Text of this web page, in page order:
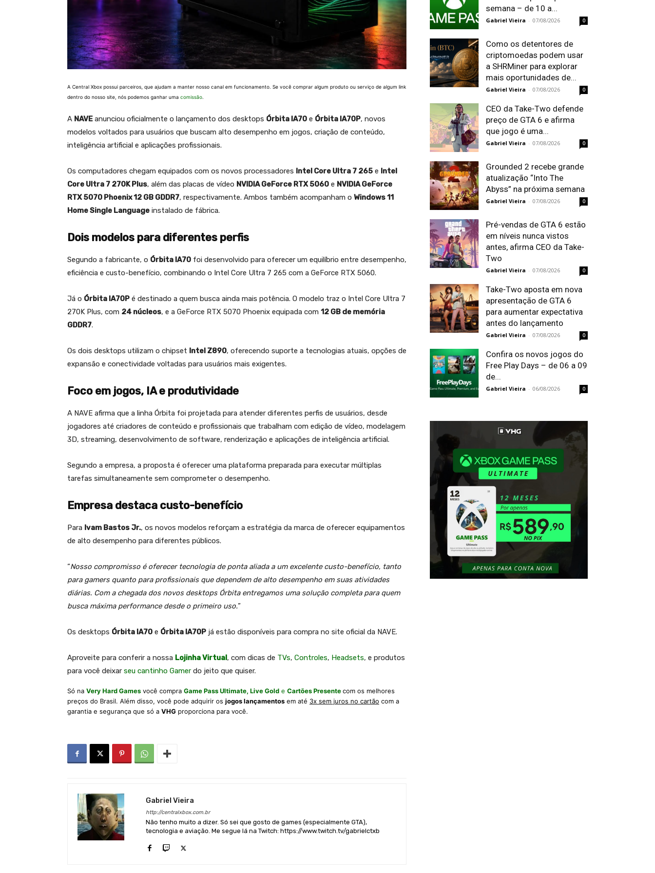
A Central Xbox possui parceiros, que ajudam a manter nosso canal em funcionamento. Se você comprar algum produto ou serviço de algum link
dentro do nosso site, nós podemos ganhar uma comissão.
A NAVEanunciou oficialmente o lançamento dos desktops Órbita IA70 e Órbita IA70P, novos
modelos voltados para usuários que buscam alto desempenho em jogos, criação de conteúdo,
inteligência artificial e aplicações profissionais.
Os computadores chegam equipados com os novos processadores Intel Core Ultra 7 265 e Intel
Core Ultra 7 270K Plus, além das placas de vídeo NVIDIA GeForce RTX 5060 e NVIDIA GeForce
RTX 5070 Phoenix 12 GB GDDR7, respectivamente. Ambos também acompanham o Windows 11
Home Single Language instalado de fábrica.
Dois modelos para diferentes perfis
Segundo a fabricante, o Órbita IA70 foi desenvolvido para oferecer um equilíbrio entre desempenho,
eficiência e custo-benefício, combinando o Intel Core Ultra 7 265 com a GeForce RTX 5060.
Já o Órbita IA70P é destinado a quem busca ainda mais potência. O modelo traz o Intel Core Ultra 7
270K Plus, com 24 núcleos, e a GeForce RTX 5070 Phoenix equipada com 12 GB de memória
GDDR7.
Os dois desktops utilizam o chipset Intel Z890, oferecendo suporte a tecnologias atuais, opções de
expansão e conectividade voltadas para usuários mais exigentes.
Foco em jogos, IA e produtividade
A NAVE afirma que a linha Órbita foi projetada para atender diferentes perfis de usuários, desde
jogadores até criadores de conteúdo e profissionais que trabalham com edição de vídeo, modelagem
3D, streaming, desenvolvimento de software, renderização e aplicações de inteligência artificial.
Segundo a empresa, a proposta é oferecer uma plataforma preparada para executar múltiplas
tarefas simultaneamente sem comprometer o desempenho.
Empresa destaca custo-benefício
Para Ivam Bastos Jr., os novos modelos reforçam a estratégia da marca de oferecer equipamentos
de alto desempenho para diferentes públicos.
“Nosso compromisso é oferecer tecnologia de ponta aliada a um excelente custo-benefício, tanto
para gamers quanto para profissionais que dependem de alto desempenho em suas atividades
diárias. Com a chegada dos novos desktops Órbita entregamos uma solução completa para quem
busca máxima performance desde o primeiro uso.”
Os desktops Órbita IA70 e Órbita IA70P já estão disponíveis para compra no site oficial da NAVE.
Aproveite para conferir a nossa Lojinha Virtual, com dicas de TVs, Controles, Headsets, e produtos
para você deixar seu cantinho Gamer do jeito que quiser.
Só na Very Hard Games você compra Game Pass Ultimate, Live Gold e Cartões Presentecom os melhores
preços do Brasil. Além disso, você pode adquirir os jogos lançamentos em até 3x sem juros no cartão com a
garantia e segurança que só a VHG proporciona para você.
Gabriel Vieira
http://centralxbox.com.br
Não tenho muito a dizer. Só sei que gosto de games (especialmente GTA),
tecnologia e aviação. Me segue lá na Twitch: https://www.twitch.tv/gabrielctxb
semana – de 10 a...
Gabriel Vieira - 07/08/2026 0
Como os detentores de
criptomoedas podem usar
a SHRMiner para explorar
mais oportunidades de...
Gabriel Vieira - 07/08/2026 0
CEO da Take-Two defende
preço de GTA 6 e afirma
que jogo é uma...
Gabriel Vieira - 07/08/2026 0
Grounded 2 recebe grande
atualização “Into The
Abyss” na próxima semana
Gabriel Vieira - 07/08/2026 0
Pré-vendas de GTA 6 estão
em níveis nunca vistos
antes, afirma CEO da Take-
Two
Gabriel Vieira - 07/08/2026 0
Take-Two aposta em nova
apresentação de GTA 6
para aumentar expectativa
antes do lançamento
Gabriel Vieira - 07/08/2026 0
Confira os novos jogos do
Free Play Days – de 06 a 09
de...
Gabriel Vieira - 06/08/2026 0